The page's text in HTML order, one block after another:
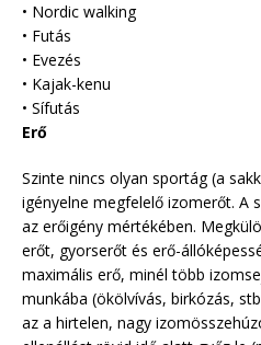
• Nordic walking
• Futás
• Evezés
• Kajak-kenu
• Sífutás
Erő
Szinte nincs olyan sportág (a
igényelne megfelelő izomerőt. A
az erőigény mértékében.
erőt, gyorserőt és erő-
maximális erő, minél több
munkába (ökölvívás, birkózás,
az a hirtelen, nagy